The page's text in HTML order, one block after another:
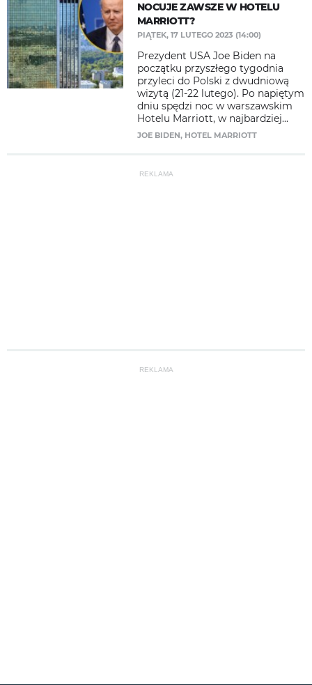
NOCUJE ZAWSZE W HOTELU
MARRIOTT?
PIĄTEK, 17 LUTEGO 2023 (14:00)
Prezydent USA Joe Biden na
początku przyszłego tygodnia
przyleci do Polski z dwudniową
wizytą (21-22 lutego). Po napiętym
dniu spędzi noc w warszawskim
Hotelu Marriott, w najbardziej...
JOE BIDEN, HOTEL MARRIOTT
REKLAMA
REKLAMA